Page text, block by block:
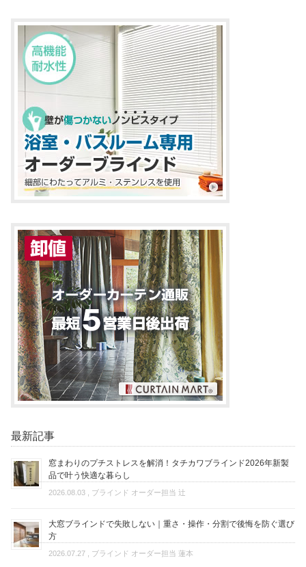
最新記事
窓まわりのプチストレスを解消！タチカワブラインド2026年新製
品で叶う快適な暮らし
2026.08.03 , ブラインド オーダー担当 辻
大窓ブラインドで失敗しない｜重さ・操作・分割で後悔を防ぐ選び
方
2026.07.27 , ブラインド オーダー担当 蓮本